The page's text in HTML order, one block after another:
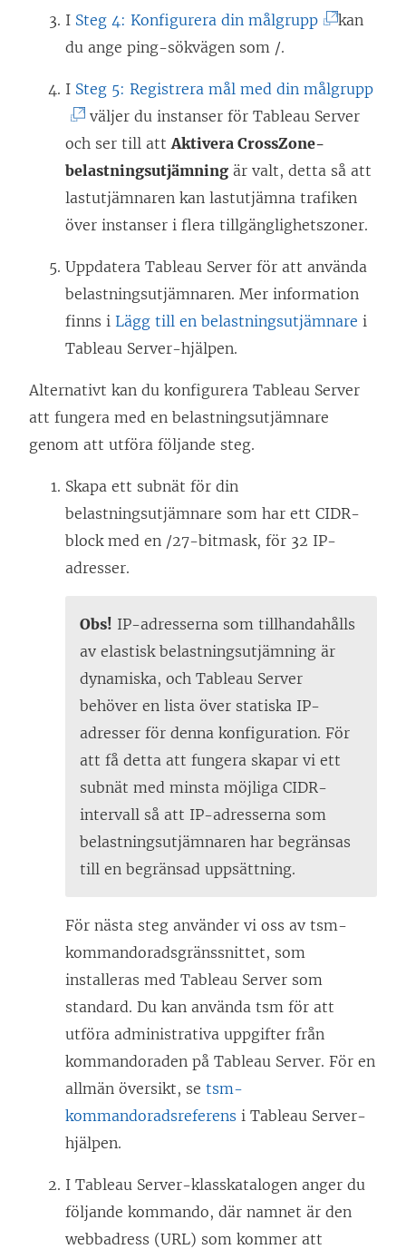
r
e
t
n
y
t
t
f
ö
n
s
t
e
)
n
s
i
e
t
t
n
t
t
f
n
s
)
I Steg 4: Konfigurera din målgrupp(
n
k
n
ö
p
p
n
a
e
t
y
t
ö
n
r
kan
du ange ping-sökvägen som /.
I Steg 5: Registrera mål med din målgrupp(
väljer du instanser för Tableau Server
och ser till att Aktivera CrossZone-
belastningsutjämning är valt, detta så att
lastutjämnaren kan lastutjämna trafiken
över instanser i flera tillgänglighetszoner.
Uppdatera Tableau Server för att använda
belastningsutjämnaren. Mer information
finns i Lägg till en belastningsutjämnare i
Tableau Server-hjälpen.
Alternativt kan du konfigurera Tableau Server
att fungera med en belastningsutjämnare
genom att utföra följande steg.
Skapa ett subnät för din
belastningsutjämnare som har ett CIDR-
block med en /27-bitmask, för 32 IP-
adresser.
Obs! IP-adresserna som tillhandahålls
av elastisk belastningsutjämning är
dynamiska, och Tableau Server
behöver en lista över statiska IP-
adresser för denna konfiguration. För
att få detta att fungera skapar vi ett
subnät med minsta möjliga CIDR-
intervall så att IP-adresserna som
belastningsutjämnaren har begränsas
till en begränsad uppsättning.
För nästa steg använder vi oss av tsm-
kommandoradsgränssnittet, som
installeras med Tableau Server som
standard. Du kan använda tsm för att
utföra administrativa uppgifter från
kommandoraden på Tableau Server. För en
allmän översikt, se tsm-
kommandoradsreferens i Tableau Server-
hjälpen.
I Tableau Server-klasskatalogen anger du
följande kommando, där namnet är den
webbadress (URL) som kommer att